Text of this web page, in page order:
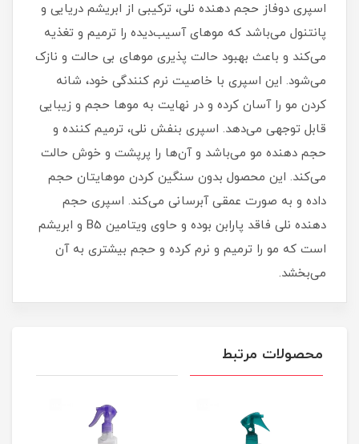
اسپری دوفاز حجم دهنده نلی، ترکیبی از ابریشم دریایی و
پانتنول می‌باشد که موهای آسیب‌دیده را ترمیم و تغذیه
می‌کند و باعث بهبود حالت پذیری موهای بی حالت و نازک
می‌شود. این اسپری با خاصیت نرم کنندگی خود، شانه
کردن مو را آسان کرده و در نهایت به موها حجم و زیبایی
قابل توجهی می‌دهد. اسپری بنفش نلی، ترمیم کننده و
حجم دهنده مو می‌باشد و آن‌ها را پرپشت و خوش حالت
می‌کند. این محصول بدون سنگین کردن موهایتان حجم
داده و به صورت عمقی آبرسانی‌ می‌کند. اسپری حجم
دهنده نلی فاقد پارابن بوده و حاوی ویتامین B5 و ابریشم
است که مو را ترمیم و نرم کرده و حجم بیشتری به آن
می‌بخشد.
محصولات مرتبط